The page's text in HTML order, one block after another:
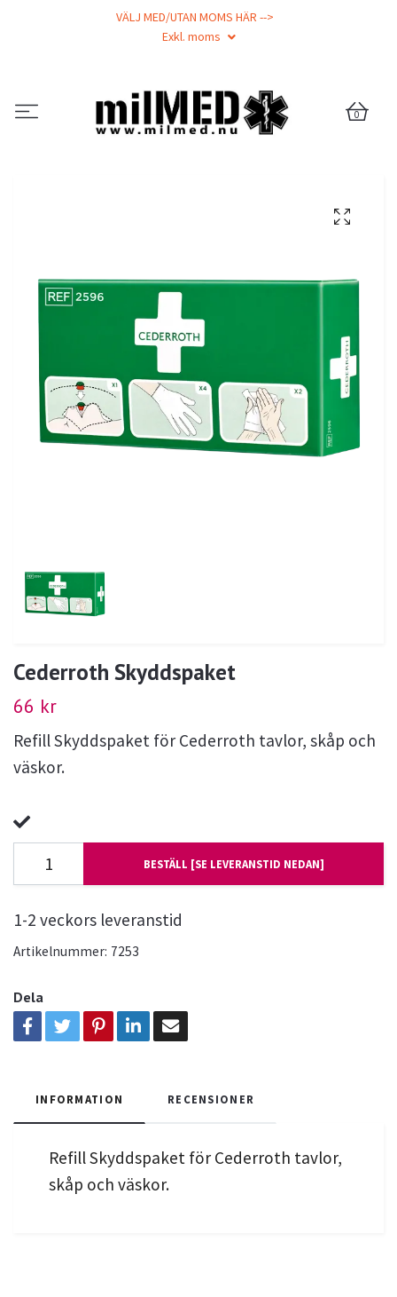
VÄLJ MED/UTAN MOMS HÄR -->
Exkl. moms
0
Cederroth Skyddspaket
66 kr
Refill Skyddspaket för Cederroth tavlor, skåp och
väskor.
BESTÄLL [SE LEVERANSTID NEDAN]
1-2 veckors leveranstid
Artikelnummer: 7253
Dela
INFORMATION RECENSIONER
Refill Skyddspaket för Cederroth tavlor,
skåp och väskor.